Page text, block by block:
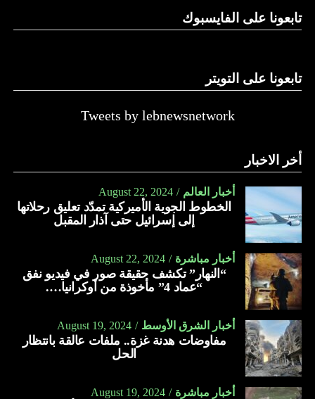
تابعونا على الفايسبوك
تابعونا على التويتر
Tweets by lebnewsnetwork
أخر الاخبار
أخبار العالم August 22, 2024
الخطوط الجوية الأميركية تمدّد تعليق رحلاتها
إلى إسرائيل حتى آذار المقبل
أخبار مباشرة August 22, 2024
“النهار” تكشف حقيقة صور في فيديو نفق
“عماد 4” مأخوذة من أوكرانيا….
أخبار الشرق الأوسط August 19, 2024
مفاوضات هدنة غزة.. ملفات عالقة بانتظار
الحل
أخبار مباشرة August 19, 2024